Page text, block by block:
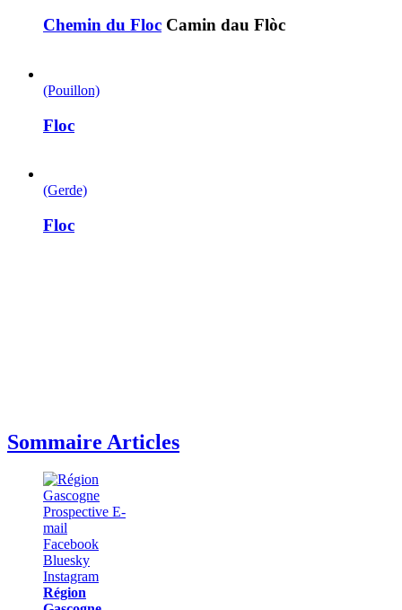
Chemin du Floc Camin dau Flòc
(Pouillon)
Floc
(Gerde)
Floc
Sommaire Articles
Région